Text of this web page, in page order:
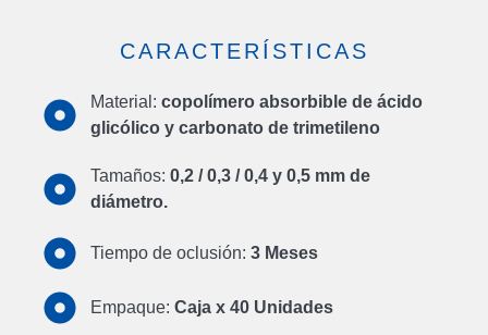
CARACTERÍSTICAS
Material: copolímero absorbible de ácido
glicólico y carbonato de trimetileno
Tamaños: 0,2 / 0,3 / 0,4 y 0,5 mm de
diámetro.
Tiempo de oclusión: 3 Meses
Empaque: Caja x 40 Unidades